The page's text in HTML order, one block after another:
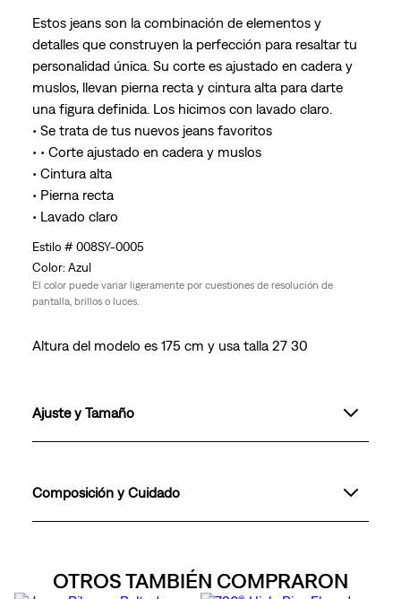
Estos jeans son la combinación de elementos y
detalles que construyen la perfección para resaltar tu
personalidad única. Su corte es ajustado en cadera y
muslos, llevan pierna recta y cintura alta para darte
una figura definida. Los hicimos con lavado claro.
• Se trata de tus nuevos jeans favoritos
• • Corte ajustado en cadera y muslos
• Cintura alta
• Pierna recta
• Lavado claro
008SY-0005
Azul
El color puede variar ligeramente por cuestiones de resolución de
pantalla, brillos o luces.
Altura del modelo es 175 cm y usa talla 27 30
Ajuste y Tamaño
Composición y Cuidado
OTROS TAMBIÉN COMPRARON